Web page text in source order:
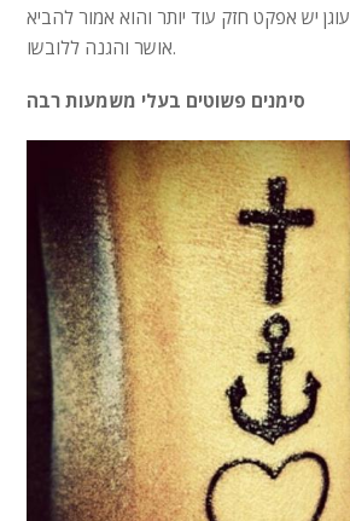
יש אפקט חזק עוד יותר והוא אמור להביא
אושר והגנה ללובשו.
סימנים פשוטים בעלי משמעות רבה